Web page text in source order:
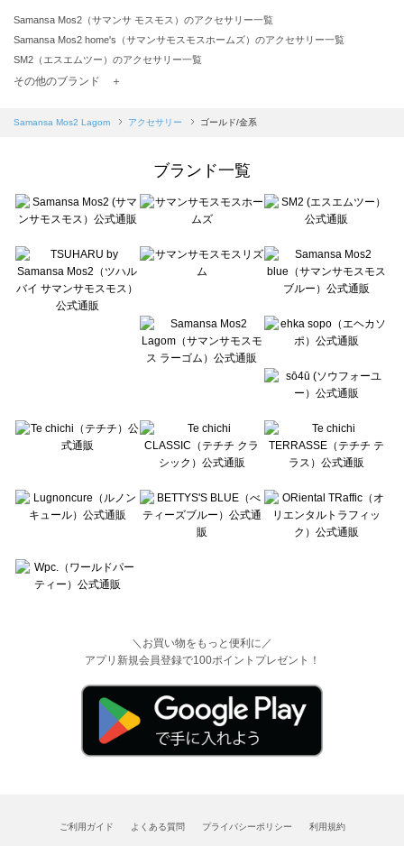
Samansa Mos2（サマンサ モスモス）のアクセサリー一覧
Samansa Mos2 home's（サマンサモスモスホームズ）のアクセサリー一覧
SM2（エスエムツー）のアクセサリー一覧
TSUHARU by Samansa Mos2（ツハルバイサマンサモスモス）のアクセサリー一覧
Samansa Mos2 blue（サマンサモスモス ブルー）のアクセサリー一覧
sō4ū（ソウフォーユー）のアクセサリー一覧
Te chichi（テチチ）のアクセサリー一覧
Te chichi CLASSIC（テチチ クラシック）のアクセサリー一覧
Lugnoncure（ルノンキュール）のアクセサリー一覧
BETTY'S BLUE（べティーズブルー）のアクセサリー一覧
Wpc.（ワールドパーティー）のアクセサリー一覧
その他のブランド ＋
Samansa Mos2 Lagom アクセサリー ゴールド/金系
ブランド一覧
＼お買い物をもっと便利に／
アプリ新規会員登録で100ポイントプレゼント！
ご利用ガイド よくある質問 プライバシーポリシー 利用規約